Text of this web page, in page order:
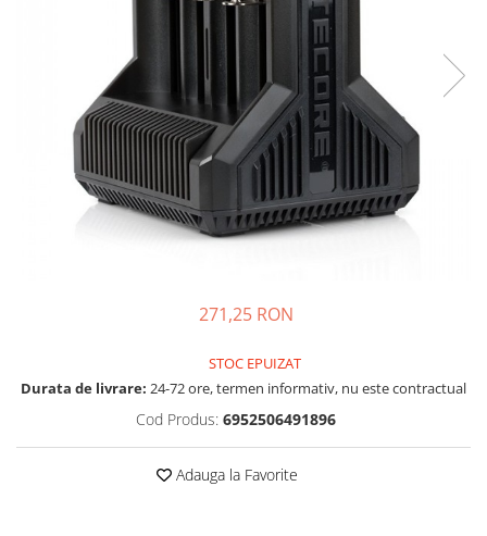
Incarcatoare acumulatori
Panouri fotovoltaice si accesorii
Panouri fotovoltaice
Sisteme prindere panouri
fotovoltaice
Accesorii
Invertoare
Invertoare Hibrid
PWM
Convertoare de tensiune
Sisteme de stocare energie
271,25 RON
STOC EPUIZAT
Durata de livrare: 24-72 ore, termen informativ, nu este contractual
Cod Produs: 6952506491896
Adauga la Favorite